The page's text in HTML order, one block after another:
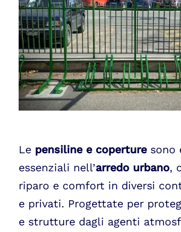
Le pensiline e coperturesono
essenziali nell’arredo urbano,
riparo e comfort in diversi
e privati. Progettate per
e strutture dagli agenti